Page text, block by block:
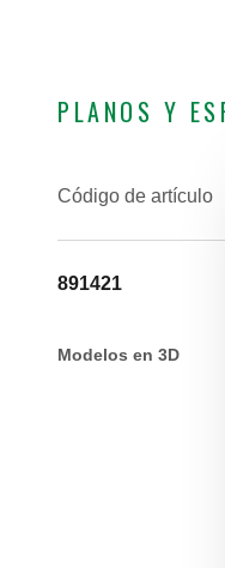
PLANOS Y
Código de artículo
891421
Modelos en 3D